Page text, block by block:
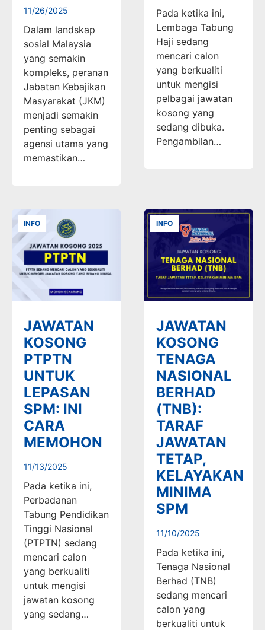
11/26/2025
Dalam landskap
sosial Malaysia
yang semakin
kompleks, peranan
Jabatan Kebajikan
Masyarakat (JKM)
menjadi semakin
penting sebagai
agensi utama yang
memastikan…
Pada ketika ini,
Lembaga Tabung
Haji sedang
mencari calon
yang berkualiti
untuk mengisi
pelbagai jawatan
kosong yang
sedang dibuka.
Pengambilan…
INFO
JAWATAN
KOSONG
PTPTN
UNTUK
LEPASAN
SPM: INI
CARA
MEMOHON
11/13/2025
Pada ketika ini,
Perbadanan
Tabung Pendidikan
Tinggi Nasional
(PTPTN) sedang
mencari calon
yang berkualiti
untuk mengisi
jawatan kosong
yang sedang…
INFO
JAWATAN
KOSONG
TENAGA
NASIONAL
BERHAD
(TNB):
TARAF
JAWATAN
TETAP,
KELAYAKAN
MINIMA
SPM
11/10/2025
Pada ketika ini,
Tenaga Nasional
Berhad (TNB)
sedang mencari
calon yang
berkualiti untuk